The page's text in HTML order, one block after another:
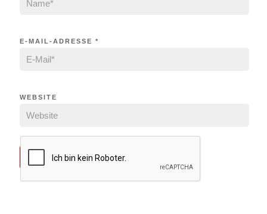
E-MAIL-ADRESSE *
WEBSITE